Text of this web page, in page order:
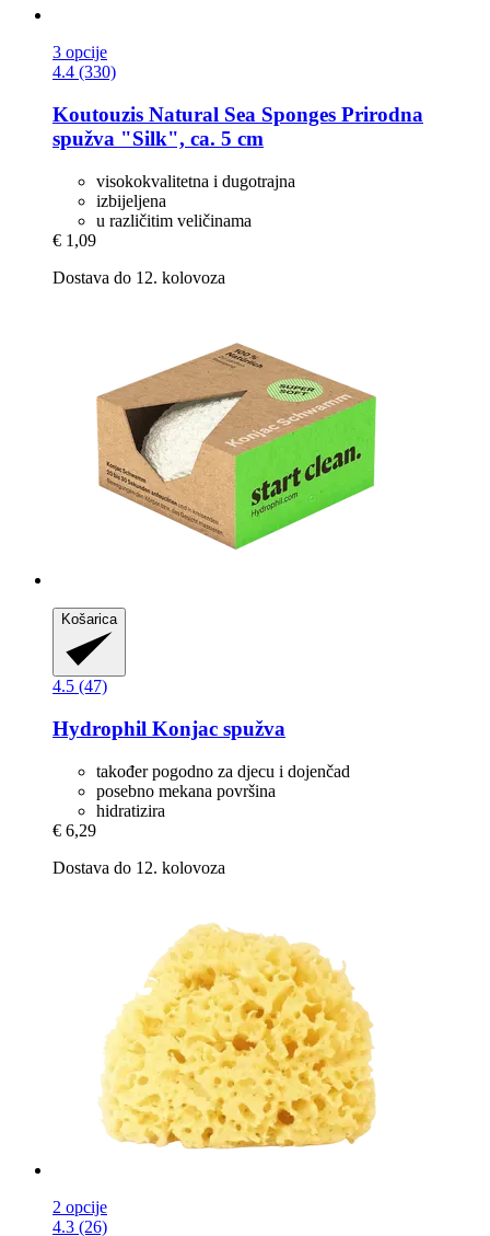
3 opcije
4.4 (330)
Koutouzis Natural Sea Sponges Prirodna
spužva "Silk", ca. 5 cm
visokokvalitetna i dugotrajna
izbijeljena
u različitim veličinama
€ 1,09
Dostava do 12. kolovoza
Košarica
4.5 (47)
Hydrophil Konjac spužva
također pogodno za djecu i dojenčad
posebno mekana površina
hidratizira
€ 6,29
Dostava do 12. kolovoza
2 opcije
4.3 (26)